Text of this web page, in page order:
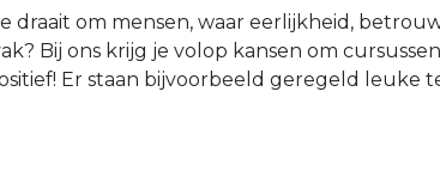
draait om mensen, waar eerlijkheid,
Bij ons krijg je volop kansen om
Er staan bijvoorbeeld geregeld leuke